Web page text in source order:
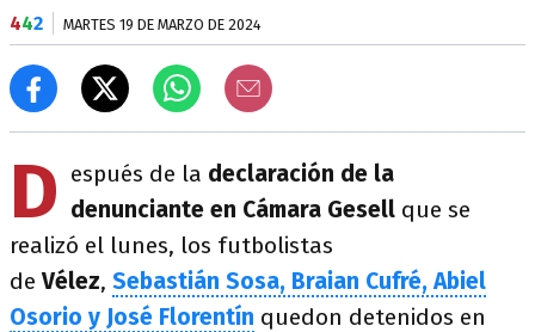
442 MARTES 19 DE MARZO DE 2024
D espués de la declaración de la
denunciante en Cámara Gesell que se
realizó el lunes, los futbolistas
deVélez, Sebastián Sosa, Braian Cufré, Abiel
Osorio y José Florentín quedon detenidos en